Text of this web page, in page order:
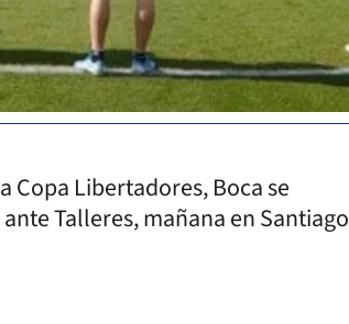
Copa Libertadores, Boca se
Talleres, mañana en Santiago